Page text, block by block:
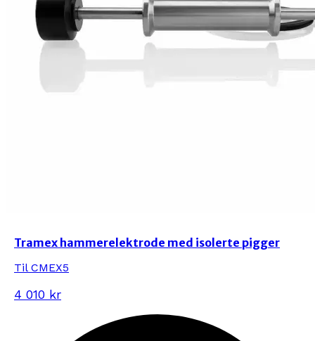
Tramex hammerelektrode med isolerte pigger
Til CMEX5
4 010 kr